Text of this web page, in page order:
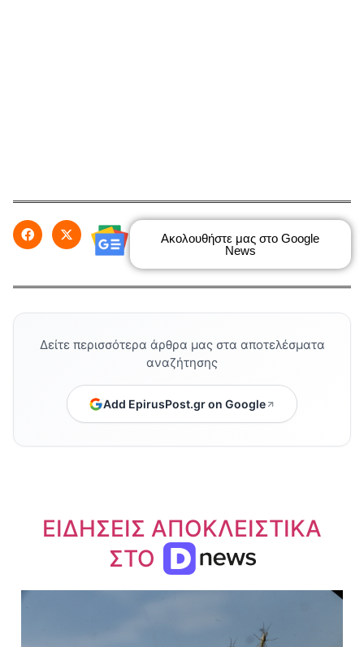
Ακολουθήστε μας στο Google
News
Δείτε περισσότερα άρθρα μας στα αποτελέσματα
αναζήτησης
Add EpirusPost.gr on Google
ΕΙΔΗΣΕΙΣ ΑΠΟΚΛΕΙΣΤΙΚΑ
ΣΤΟ